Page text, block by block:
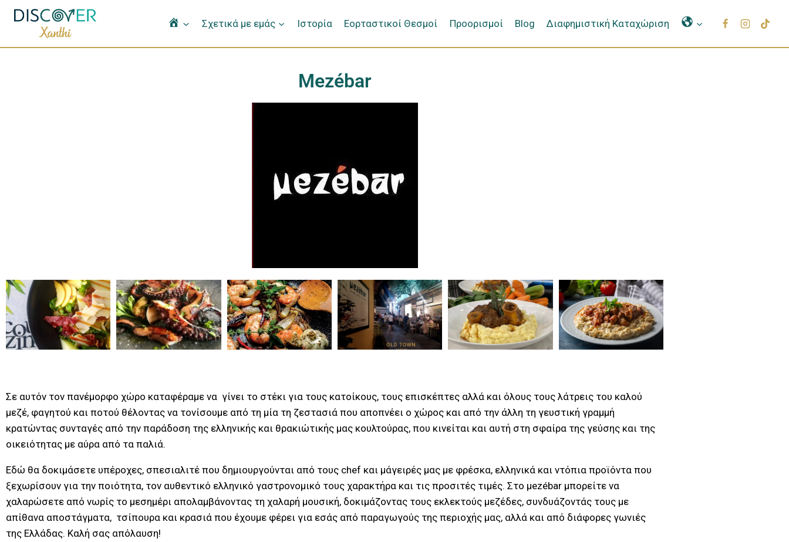
ΑρχικήΣχετικά με εμάς Ιστορία Εορταστικοί Θεσμοί Προορισμοί Blog Διαφημιστική Καταχώριση Μετάφραση
Μezébar
Σε αυτόν τον πανέμορφο χώρο καταφέραμε να γίνει το στέκι για τους κατοίκους, τους επισκέπτες αλλά και όλους τους λάτρεις του καλού
μεζέ, φαγητού και ποτού θέλοντας να τονίσουμε από τη μία τη ζεστασιά που αποπνέει ο χώρος και από την άλλη τη γευστική γραμμή
κρατώντας συνταγές από την παράδοση της ελληνικής και θρακιώτικής μας κουλτούρας, που κινείται και αυτή στη σφαίρα της γεύσης και της
οικειότητας με αύρα από τα παλιά.
Εδώ θα δοκιμάσετε υπέροχες, σπεσιαλιτέ που δημιουργούνται από τους chef και μάγειρές μας με φρέσκα, ελληνικά και ντόπια προϊόντα που
ξεχωρίσουν για την ποιότητα, τον αυθεντικό ελληνικό γαστρονομικό τους χαρακτήρα και τις προσιτές τιμές. Στο μezébar μπορείτε να
χαλαρώσετε από νωρίς το μεσημέρι απολαμβάνοντας τη χαλαρή μουσική, δοκιμάζοντας τους εκλεκτούς μεζέδες, συνδυάζοντάς τους με
απίθανα αποστάγματα, τσίπουρα και κρασιά που έχουμε φέρει για εσάς από παραγωγούς της περιοχής μας, αλλά και από διάφορες γωνιές
της Ελλάδας. Καλή σας απόλαυση!